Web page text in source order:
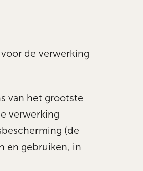
de verwerking
van het grootste
verwerking
(de
en gebruiken, in